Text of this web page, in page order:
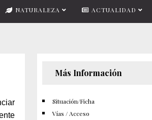
NATURALEZA ACTUALIDAD
Más Información
Situación/Ficha
Vías / Acceso